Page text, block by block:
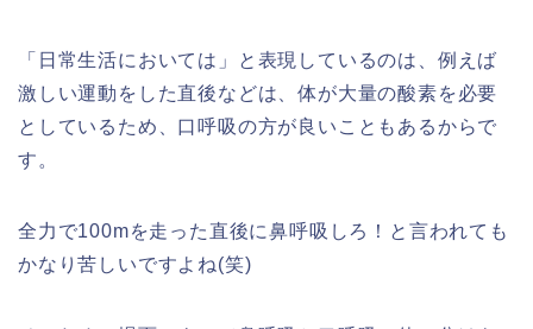
「日常生活においては」と表現しているのは、例えば
激しい運動をした直後などは、体が大量の酸素を必要
としているため、口呼吸の方が良いこともあるからで
す。
全力で100mを走った直後に鼻呼吸しろ！と言われても
かなり苦しいですよね(笑)